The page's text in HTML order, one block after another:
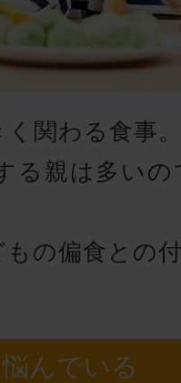
関わる食事
る親は多い
の偏食との
んでいる